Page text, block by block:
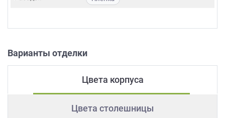
Варианты отделки
Цвета корпуса
Цвета столешницы